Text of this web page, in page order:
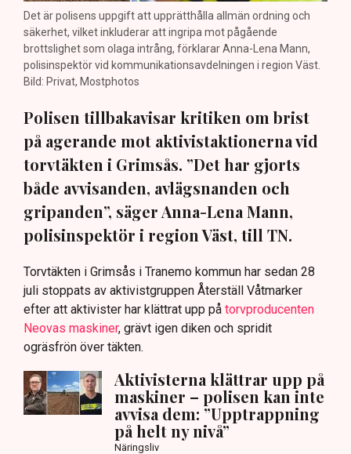
Det är polisens uppgift att upprätthålla allmän ordning och
säkerhet, vilket inkluderar att ingripa mot pågående
brottslighet som olaga intrång, förklarar Anna-Lena Mann,
polisinspektör vid kommunikationsavdelningen i region Väst.
Bild: Privat, Mostphotos
Polisen tillbakavisar kritiken om brist
på agerande mot aktivistaktionerna vid
torvtäkten i Grimsås. ”Det har gjorts
både avvisanden, avlägsnanden och
gripanden”, säger Anna-Lena Mann,
polisinspektör i region Väst, till TN.
Torvtäkten i Grimsås i Tranemo kommun har sedan 28
juli stoppats av aktivistgruppen Återställ Våtmarker
efter att aktivister har klättrat upp på torvproducenten
Neovas maskiner, grävt igen diken och spridit
ogräsfrön över täkten.
Aktivisterna klättrar upp på
maskiner – polisen kan inte
avvisa dem: ”Upptrappning
på helt ny nivå”
Näringsliv